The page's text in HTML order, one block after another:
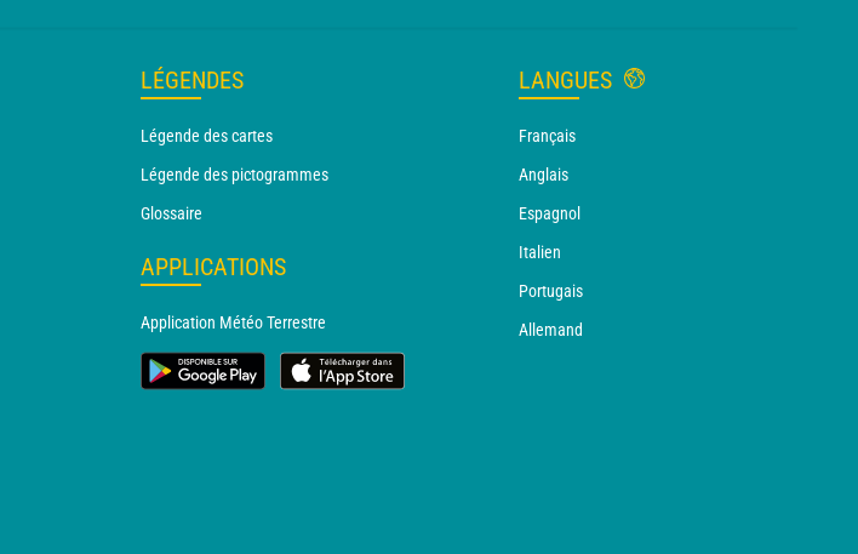
LÉGENDES
Légende des cartes
Légende des pictogrammes
Glossaire
APPLICATIONS
Application Météo Terrestre
LANGUES
Français
Anglais
Espagnol
Italien
Portugais
Allemand